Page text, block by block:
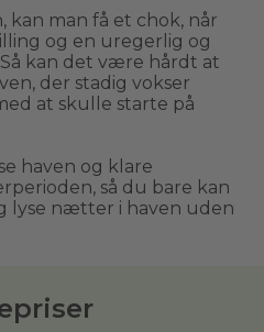
kan man få et chok, når
og en uregerlig og
kan det være hårdt at
der stadig vokser
at skulle starte på
haven og klare
så du bare kan
lyse nætter i haven uden